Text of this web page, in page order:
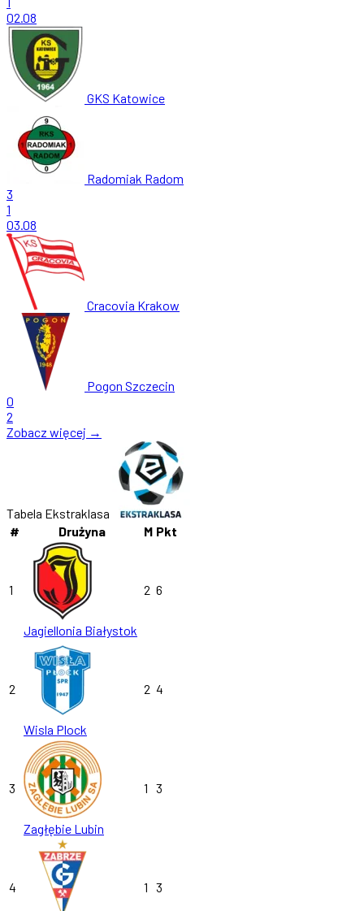
02.08
GKS Katowice
Radomiak Radom
3
1
03.08
Cracovia Krakow
Pogon Szczecin
0
2
Zobacz więcej →
Tabela Ekstraklasa
#
Drużyna M Pkt
1
Jagiellonia Białystok
2 6
2
Wisla Plock
2 4
3
Zagłębie Lubin
1 3
4 1 3